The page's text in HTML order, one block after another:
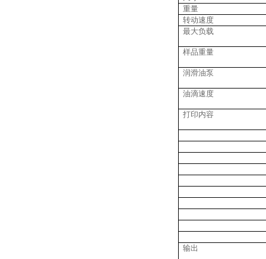
重量
转动速度
最大负载
样品重量
润滑油泵
油滴速度
打印内容
输出